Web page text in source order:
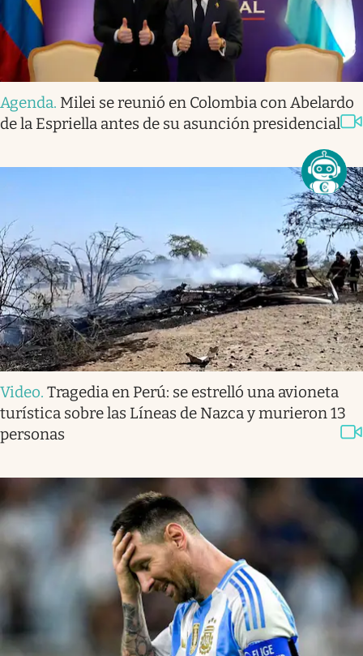
Agenda. Milei se reunió en Colombia con Abelardo
de la Espriella antes de su asunción presidencial
Video. Tragedia en Perú: se estrelló una avioneta
turística sobre las Líneas de Nazca y murieron 13
personas